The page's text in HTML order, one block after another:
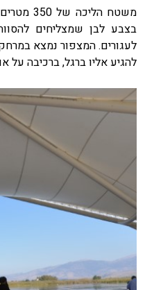
משטח
להגיע אליו ברגל, ברכיבה על